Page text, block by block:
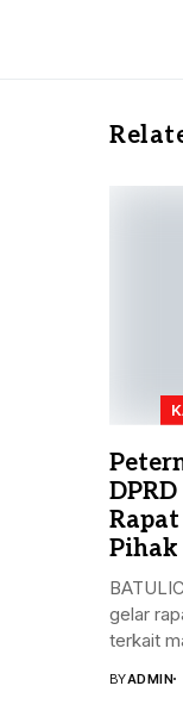
gelar
terkait
BYADMIN